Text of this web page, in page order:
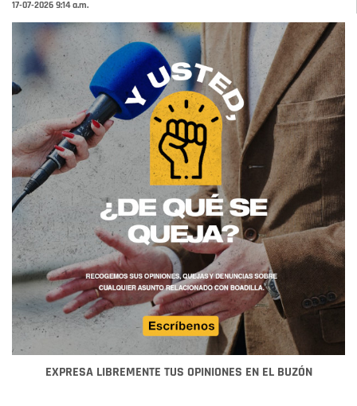
17-07-2026 9:14 a.m.
EXPRESA LIBREMENTE TUS OPINIONES EN EL BUZÓN